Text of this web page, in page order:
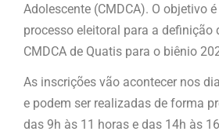
Adolescente (CMDCA). O objetivo
processo eleitoral para a definição
CMDCA de Quatis para o biênio
As inscrições vão acontecer nos
e podem ser realizadas de forma
das 9h às 11 horas e das 14h às